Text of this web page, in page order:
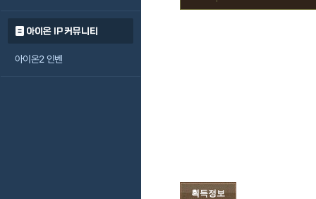
아이온 IP 커뮤니티
아이온2 인벤
획득정보